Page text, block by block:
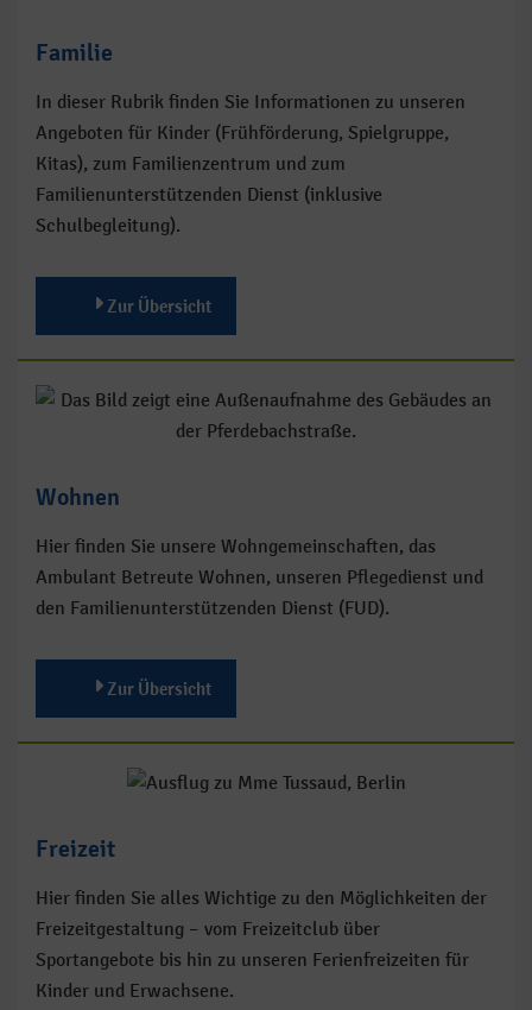
Familie
In dieser Rubrik finden Sie Informationen zu unseren
Angeboten für Kinder (Frühförderung, Spielgruppe,
Kitas), zum Familienzentrum und zum
Familienunterstützenden Dienst (inklusive
Schulbegleitung).
Zur Übersicht
Wohnen
Hier finden Sie unsere Wohngemeinschaften, das
Ambulant Betreute Wohnen, unseren Pflegedienst und
den Familienunterstützenden Dienst (FUD).
Zur Übersicht
Freizeit
Hier finden Sie alles Wichtige zu den Möglichkeiten der
Freizeitgestaltung – vom Freizeitclub über
Sportangebote bis hin zu unseren Ferienfreizeiten für
Kinder und Erwachsene.